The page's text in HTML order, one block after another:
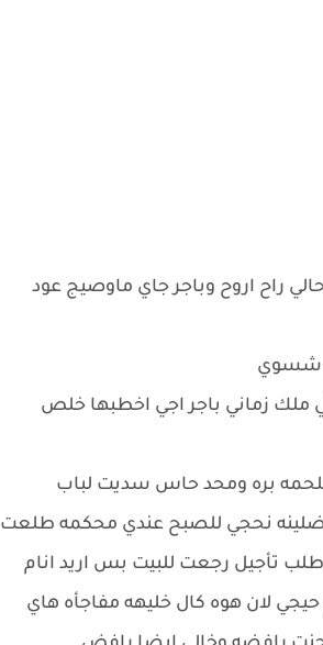
راح اروح وباجر جاي ماوصيج عود
شسوي
ملك زماني باجر اجي اخطبها خلص
بره ومحد حاس سديت لباب
ضلينه نحجي للصبح عندي محكمه طلعت
تأجيل رجعت للبيت بس اريد انام
لان هوه كال خليهه مفاجأه هاي